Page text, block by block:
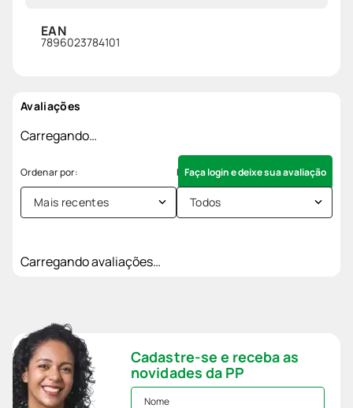
EAN
7896023784101
Avaliações
Carregando…
Faça login e deixe sua avaliação
Mais recentes Todos
Carregando avaliações…
Cadastre-se e receba as
novidades da PP